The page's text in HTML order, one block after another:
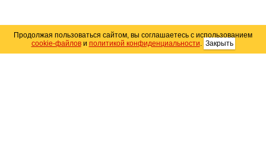
Продолжая пользоваться сайтом, вы соглашаетесь с использованием
cookie-файлови политикой конфиденциальности. Закрыть